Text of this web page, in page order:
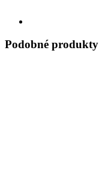
Podobné produkty